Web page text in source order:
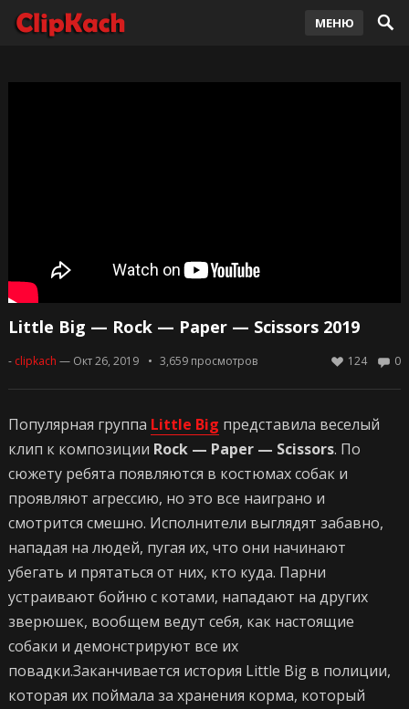
МЕНЮ
Little Big — Rock — Paper — Scissors 2019
- clipkach — Окт 26, 2019 3,659просмотров 0
124
Популярная группа Little Big представила веселый
клип к композиции Rock — Paper — Scissors. По
сюжету ребята появляются в костюмах собак и
проявляют агрессию, но это все наиграно и
смотрится смешно. Исполнители выглядят забавно,
нападая на людей, пугая их, что они начинают
убегать и прятаться от них, кто куда. Парни
устраивают бойню с котами, нападают на других
зверюшек, вообщем ведут себя, как настоящие
собаки и демонстрируют все их
повадки.Заканчивается история Little Big в полиции,
которая их поймала за хранения корма, который